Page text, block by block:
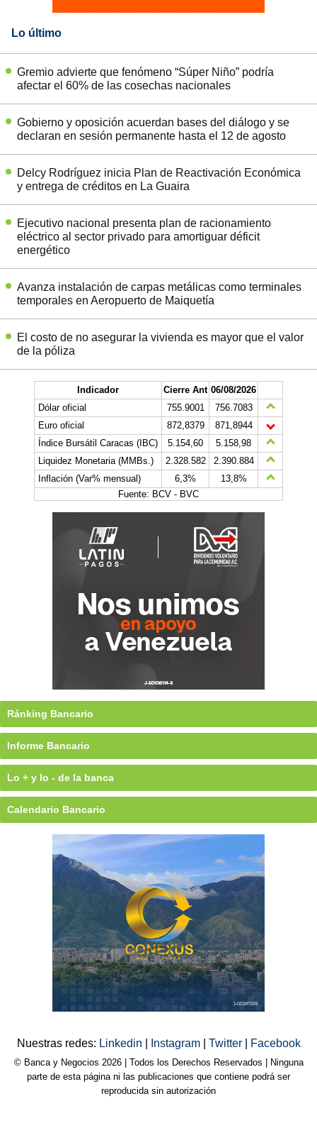
Lo último
Gremio advierte que fenómeno “Súper Niño” podría
afectar el 60% de las cosechas nacionales
Gobierno y oposición acuerdan bases del diálogo y se
declaran en sesión permanente hasta el 12 de agosto
Delcy Rodríguez inicia Plan de Reactivación Económica
y entrega de créditos en La Guaira
Ejecutivo nacional presenta plan de racionamiento
eléctrico al sector privado para amortiguar déficit
energético
Avanza instalación de carpas metálicas como terminales
temporales en Aeropuerto de Maiquetía
El costo de no asegurar la vivienda es mayor que el valor
de la póliza
Indicador Cierre Ant 06/08/2026
Dólar oficial
755.9001
756.7083
Euro oficial
872,8379
871,8944
Índice Bursátil Caracas (IBC)
5.154,60
5.158,98
Liquidez Monetaria (MMBs.)
2.328.582
2.390.884
Inflación (Var% mensual)
6,3%
13,8%
Fuente: BCV - BVC
Ránking Bancario
Informe Bancario
Lo + y lo - de la banca
Calendario Bancario
Nuestras redes: Linkedin Instagram Twitter Facebook
© Banca y Negocios 2026 | Todos los Derechos Reservados | Ninguna
parte de esta página ni las publicaciones que contiene podrá ser
reproducida sin autorización